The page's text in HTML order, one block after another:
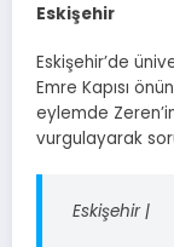
Eskişehir
Eskişehir’de
Emre Kapısı
eylemde
vurgulayarak
Eskişehir |